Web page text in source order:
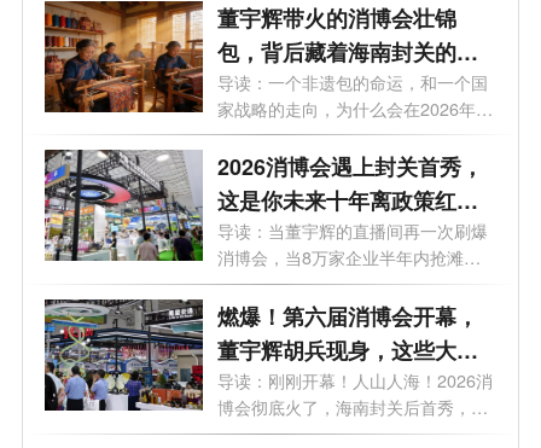
董宇辉带火的消博会壮锦
包，背后藏着海南封关的国
家级红利
导读：一个非遗包的命运，和一个国
家战略的走向，为什么会在2026年的
海南...
2026消博会遇上封关首秀，
这是你未来十年离政策红利
最近的一次
导读：当董宇辉的直播间再一次刷爆
消博会，当8万家企业半年内抢滩海
南，...
燃爆！第六届消博会开幕，
董宇辉胡兵现身，这些大咖
和商机你不能错过！
导读：刚刚开幕！人山人海！2026消
博会彻底火了，海南封关后首秀，全
球巨...